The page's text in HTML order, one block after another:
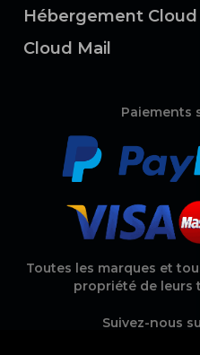
Hébergement Cloud
Cloud Mail
Paiements
Toutes les marques et
propriété de leurs
Suivez-nous